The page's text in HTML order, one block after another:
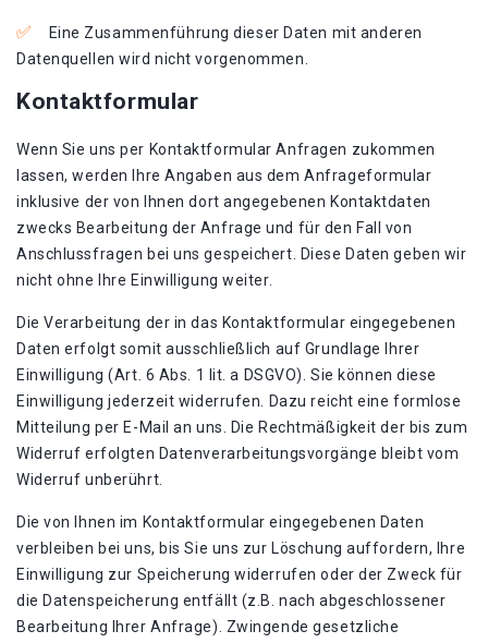
Eine Zusammenführung dieser Daten mit anderen
Datenquellen wird nicht vorgenommen.
Kontaktformular
Wenn Sie uns per Kontaktformular Anfragen zukommen
lassen, werden Ihre Angaben aus dem Anfrageformular
inklusive der von Ihnen dort angegebenen Kontaktdaten
zwecks Bearbeitung der Anfrage und für den Fall von
Anschlussfragen bei uns gespeichert. Diese Daten geben wir
nicht ohne Ihre Einwilligung weiter.
Die Verarbeitung der in das Kontaktformular eingegebenen
Daten erfolgt somit ausschließlich auf Grundlage Ihrer
Einwilligung (Art. 6 Abs. 1 lit. a DSGVO). Sie können diese
Einwilligung jederzeit widerrufen. Dazu reicht eine formlose
Mitteilung per E-Mail an uns. Die Rechtmäßigkeit der bis zum
Widerruf erfolgten Datenverarbeitungsvorgänge bleibt vom
Widerruf unberührt.
Die von Ihnen im Kontaktformular eingegebenen Daten
verbleiben bei uns, bis Sie uns zur Löschung auffordern, Ihre
Einwilligung zur Speicherung widerrufen oder der Zweck für
die Datenspeicherung entfällt (z.B. nach abgeschlossener
Bearbeitung Ihrer Anfrage). Zwingende gesetzliche